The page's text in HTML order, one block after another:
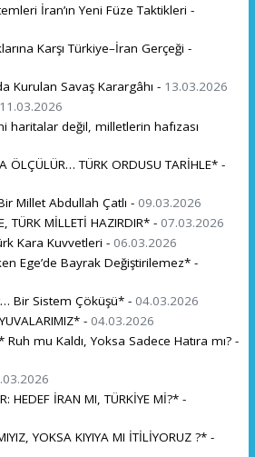
İran’ın Yeni Füze Taktikleri -
Karşı Türkiye–İran Gerçeği -
Kurulan Savaş Karargâhı - 13.03.2026
11.03.2026
haritalar değil, milletlerin hafızası
ÖLÇÜLÜR… TÜRK ORDUSU TARİHLE* -
Millet Abdullah Çatlı - 09.03.2026
TÜRK MİLLETİ HAZIRDIR* - 07.03.2026
Kara Kuvvetleri - 06.03.2026
Ege’de Bayrak Değiştirilemez* -
Bir Sistem Çöküşü* - 04.03.2026
- 04.03.2026
mu Kaldı, Yoksa Sadece Hatıra mı? -
HEDEF İRAN MI, TÜRKİYE Mİ?* -
YOKSA KIYIYA MI İTİLİYORUZ ?* -